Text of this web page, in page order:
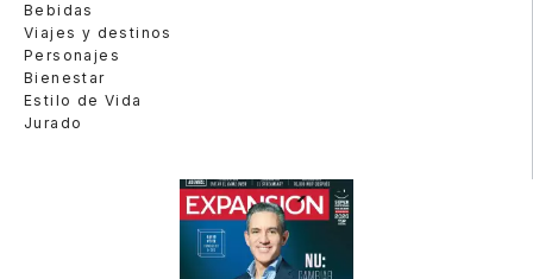
Bebidas
Viajes y destinos
Personajes
Bienestar
Estilo de Vida
Jurado